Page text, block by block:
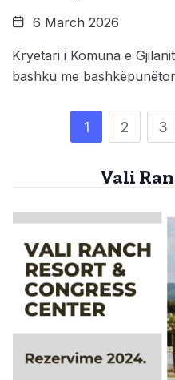
6 March 2026
Kryetari i Komuna e
bashku me
1 2 3
Vali